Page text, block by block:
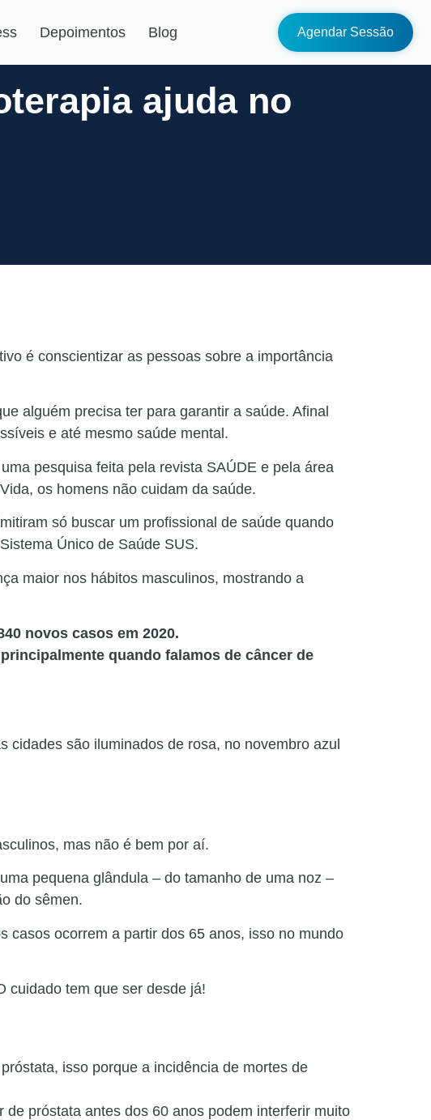
Depoimentos Blog Agendar Sessão
ajuda no
é conscientizar as pessoas sobre a importância
alguém precisa ter para garantir a saúde. Afinal
e até mesmo saúde mental.
pesquisa feita pela revista SAÚDE e pela área
os homens não cuidam da saúde.
só buscar um profissional de saúde quando
Único de Saúde SUS.
maior nos hábitos masculinos, mostrando a
novos casos em 2020.
quando falamos de câncer de
cidades são iluminados de rosa, no novembro azul
mas não é bem por aí.
pequena glândula – do tamanho de uma noz –
do sêmen.
casos ocorrem a partir dos 65 anos, isso no mundo
cuidado tem que ser desde já!
isso porque a incidência de mortes de
próstata antes dos 60 anos podem interferir muito